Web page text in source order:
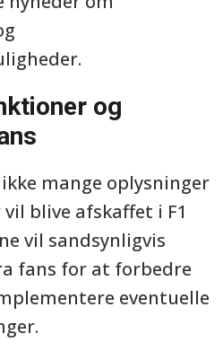
og
mange oplysninger
blive afskaffet i F1
vil sandsynligvis
fans for at forbedre
eventuelle